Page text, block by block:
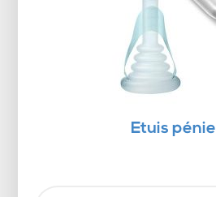
Etuis